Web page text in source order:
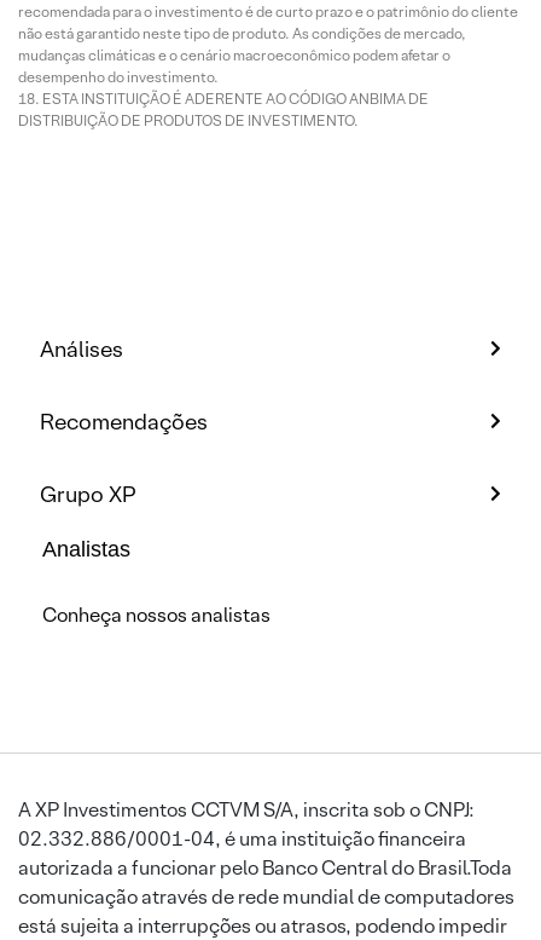
recomendada para o investimento é de curto prazo e o patrimônio do cliente
não está garantido neste tipo de produto. As condições de mercado,
mudanças climáticas e o cenário macroeconômico podem afetar o
desempenho do investimento.
ESTA INSTITUIÇÃO É ADERENTE AO CÓDIGO ANBIMA DE
DISTRIBUIÇÃO DE PRODUTOS DE INVESTIMENTO.
Análises
Recomendações
Grupo XP
Analistas
Conheça nossos analistas
A XP Investimentos CCTVM S/A, inscrita sob o CNPJ:
02.332.886/0001-04, é uma instituição financeira
autorizada a funcionar pelo Banco Central do Brasil.Toda
comunicação através de rede mundial de computadores
está sujeita a interrupções ou atrasos, podendo impedir